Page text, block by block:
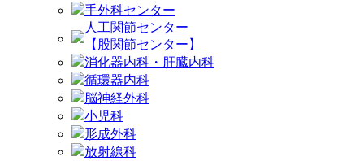
手外科センター
人工関節センター
【股関節センター】
消化器内科・肝臓内科
循環器内科
脳神経外科
小児科
形成外科
放射線科